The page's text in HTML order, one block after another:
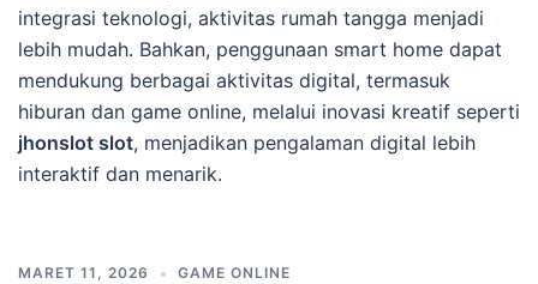
integrasi teknologi, aktivitas rumah tangga menjadi
lebih mudah. Bahkan, penggunaan smart home dapat
mendukung berbagai aktivitas digital, termasuk
hiburan dan game online, melalui inovasi kreatif seperti
jhonslot slot, menjadikan pengalaman digital lebih
interaktif dan menarik.
MARET 11, 2026 GAME ONLINE